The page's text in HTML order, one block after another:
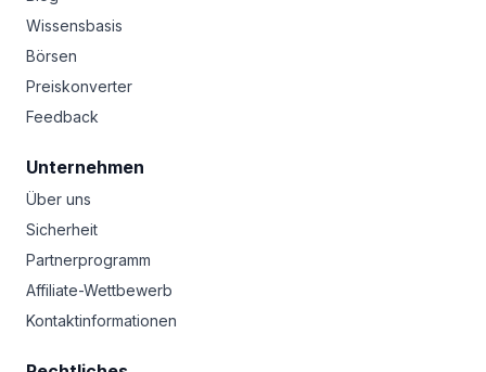
Wissensbasis
Börsen
Preiskonverter
Feedback
Unternehmen
Über uns
Sicherheit
Partnerprogramm
Affiliate-Wettbewerb
Kontaktinformationen